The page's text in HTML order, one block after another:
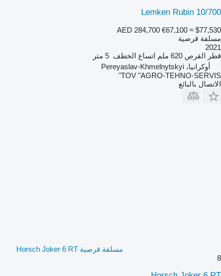
Lemken Rubin 10/700
AED 284,700 €67,100 ≈ $77,530
مسلفة قرصية
2021
قطر القرص 620 ملم اتساع الخطف 5 متر
أوكرانيا، Pereyaslav-Khmelnytskyi
TOV "AGRO-TEHNO-SERVIS"
الاتصال بالبائع
مسلفة قرصية Horsch Joker 6 RT
8